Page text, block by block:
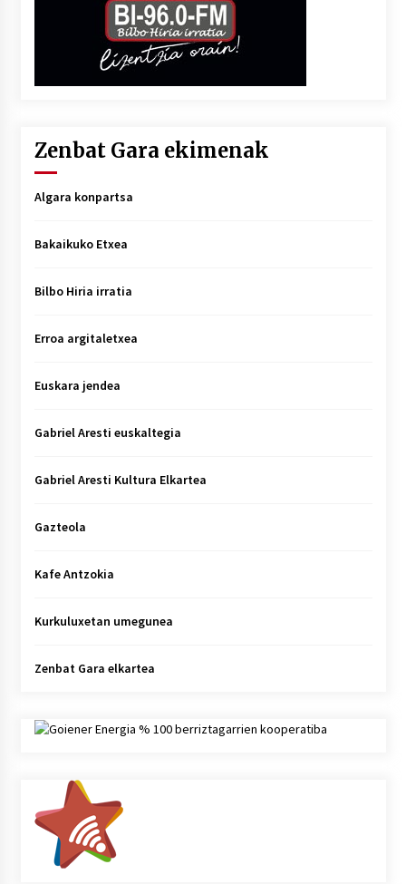
Zenbat Gara ekimenak
Algara konpartsa
Bakaikuko Etxea
Bilbo Hiria irratia
Erroa argitaletxea
Euskara jendea
Gabriel Aresti euskaltegia
Gabriel Aresti Kultura Elkartea
Gazteola
Kafe Antzokia
Kurkuluxetan umegunea
Zenbat Gara elkartea